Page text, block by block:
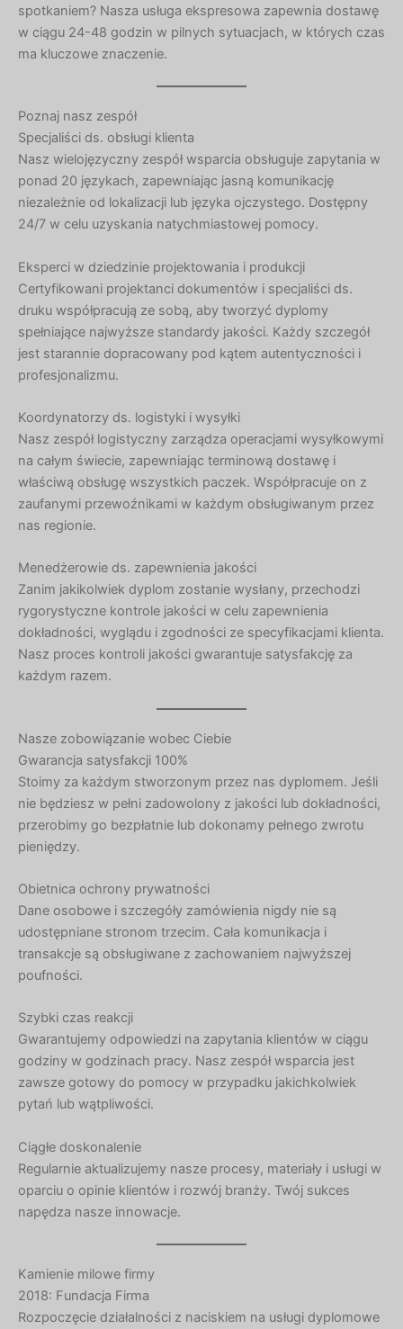
spotkaniem? Nasza usługa ekspresowa zapewnia dostawę
w ciągu 24-48 godzin w pilnych sytuacjach, w których czas
ma kluczowe znaczenie.
Poznaj nasz zespół
Specjaliści ds. obsługi klienta
Nasz wielojęzyczny zespół wsparcia obsługuje zapytania w
ponad 20 językach, zapewniając jasną komunikację
niezależnie od lokalizacji lub języka ojczystego. Dostępny
24/7 w celu uzyskania natychmiastowej pomocy.
Eksperci w dziedzinie projektowania i produkcji
Certyfikowani projektanci dokumentów i specjaliści ds.
druku współpracują ze sobą, aby tworzyć dyplomy
spełniające najwyższe standardy jakości. Każdy szczegół
jest starannie dopracowany pod kątem autentyczności i
profesjonalizmu.
Koordynatorzy ds. logistyki i wysyłki
Nasz zespół logistyczny zarządza operacjami wysyłkowymi
na całym świecie, zapewniając terminową dostawę i
właściwą obsługę wszystkich paczek. Współpracuje on z
zaufanymi przewoźnikami w każdym obsługiwanym przez
nas regionie.
Menedżerowie ds. zapewnienia jakości
Zanim jakikolwiek dyplom zostanie wysłany, przechodzi
rygorystyczne kontrole jakości w celu zapewnienia
dokładności, wyglądu i zgodności ze specyfikacjami klienta.
Nasz proces kontroli jakości gwarantuje satysfakcję za
każdym razem.
Nasze zobowiązanie wobec Ciebie
Gwarancja satysfakcji 100%
Stoimy za każdym stworzonym przez nas dyplomem. Jeśli
nie będziesz w pełni zadowolony z jakości lub dokładności,
przerobimy go bezpłatnie lub dokonamy pełnego zwrotu
pieniędzy.
Obietnica ochrony prywatności
Dane osobowe i szczegóły zamówienia nigdy nie są
udostępniane stronom trzecim. Cała komunikacja i
transakcje są obsługiwane z zachowaniem najwyższej
poufności.
Szybki czas reakcji
Gwarantujemy odpowiedzi na zapytania klientów w ciągu
godziny w godzinach pracy. Nasz zespół wsparcia jest
zawsze gotowy do pomocy w przypadku jakichkolwiek
pytań lub wątpliwości.
Ciągłe doskonalenie
Regularnie aktualizujemy nasze procesy, materiały i usługi w
oparciu o opinie klientów i rozwój branży. Twój sukces
napędza nasze innowacje.
Kamienie milowe firmy
2018: Fundacja Firma
Rozpoczęcie działalności z naciskiem na usługi dyplomowe